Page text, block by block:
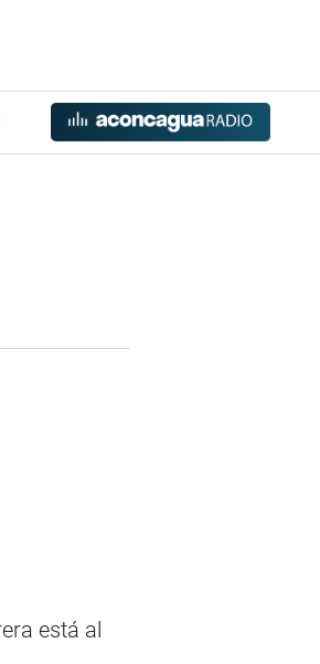
está al